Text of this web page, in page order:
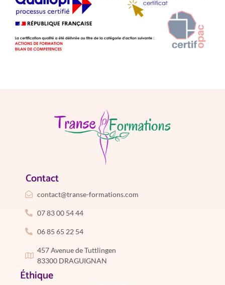
Contact
contact@transe-formations.com
07 83 00 54 44
06 85 65 22 54
457 Avenue de Tuttlingen
83300 DRAGUIGNAN
Éthique